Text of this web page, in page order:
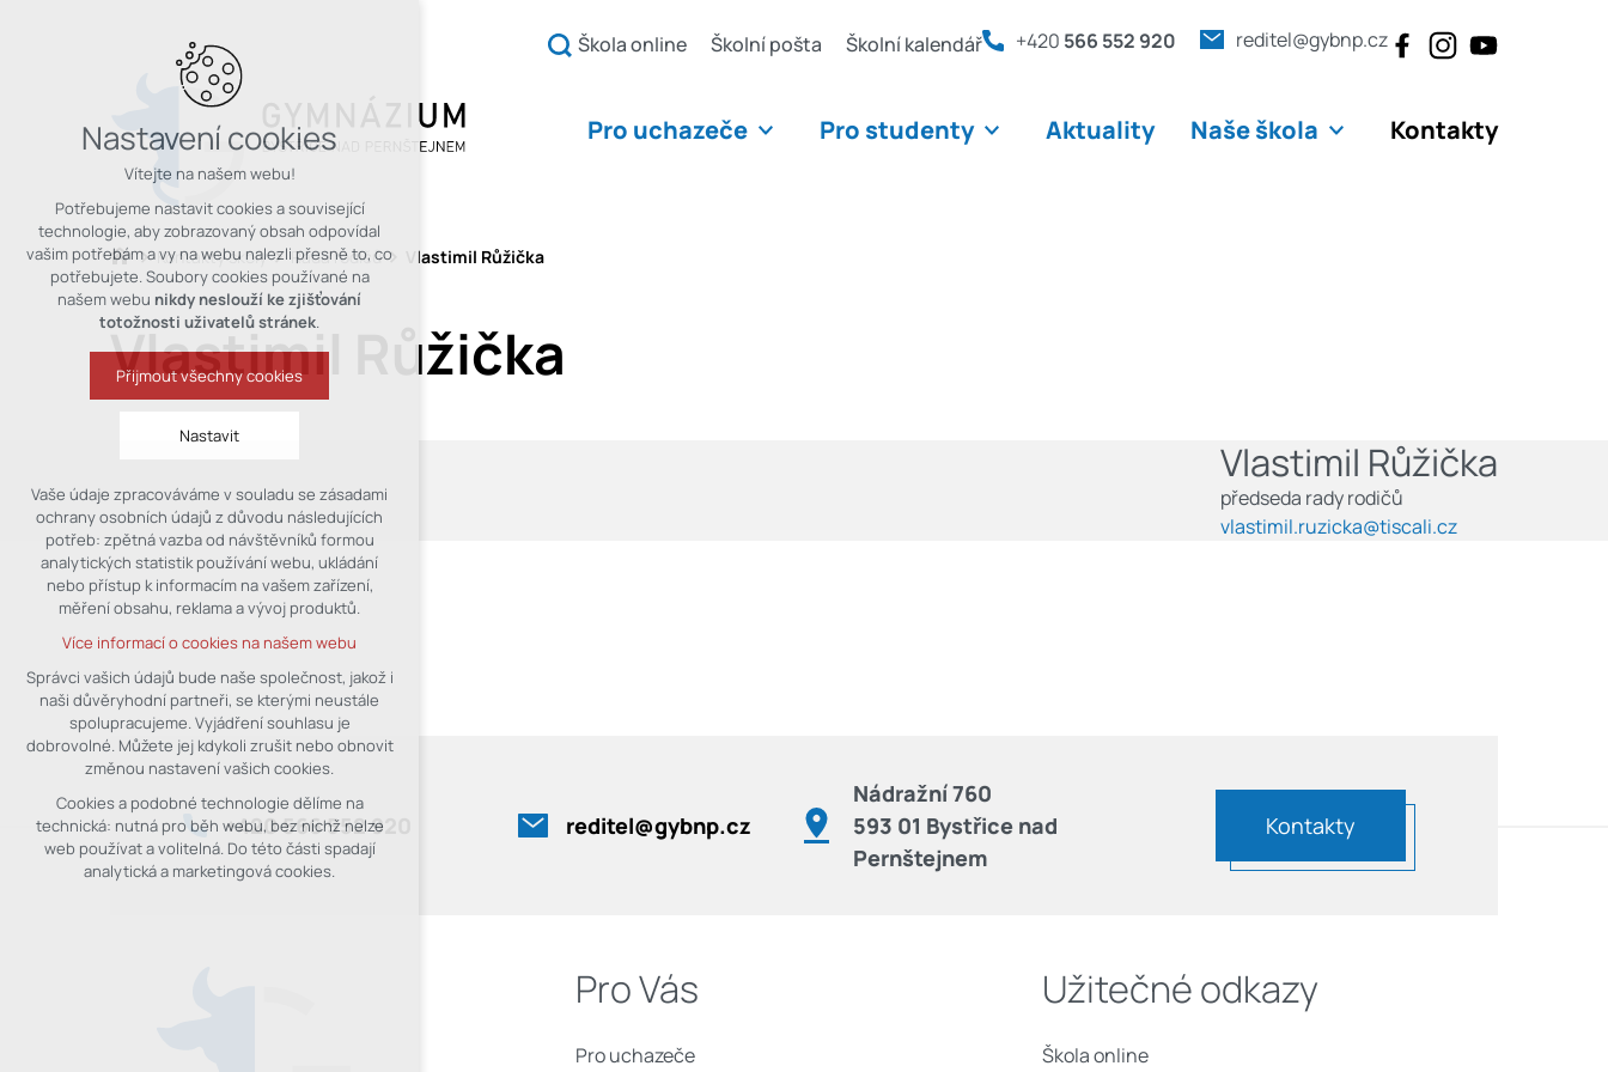
Škola online Školní pošta Školní kalendář +420 566 552 920 reditel@gybnp.cz
Pro uchazeče Pro studenty Aktuality Naše škola Kontakty
Kontakty školy Rada rodičů Vlastimil Růžička
Vlastimil Růžička
Vlastimil Růžička
předseda rady rodičů
vlastimil.ruzicka@tiscali.cz
+420566 552 920 reditel@gybnp.cz
Nádražní 760
593 01 Bystřice nad
Pernštejnem
Kontakty
Pro Vás
Pro uchazeče
Užitečné odkazy
Škola online
Nastavení cookies
Vítejte na našem webu!
Potřebujeme nastavit cookies a související
technologie, aby zobrazovaný obsah odpovídal
vašim potřebám a vy na webu nalezli přesně to, co
potřebujete. Soubory cookies používané na
našem webu nikdy neslouží ke zjišťování
totožnosti uživatelů stránek.
Přijmout všechny cookies
Nastavit
Technická cookies
nutná pro provozování webu
udržení kontextu stránek (session):
případná přihlášení, volby jazyka, apod.
Volitelná cookies
analytická pro anonymizované
vyhodnocení návštěvnosti
marketingová cookies (Google)
Více informací o cookies na našem webu
Přijmout všechny cookies
Odmítnout vše
Vaše údaje zpracováváme v souladu se zásadami
ochrany osobních údajů z důvodu následujících
potřeb: zpětná vazba od návštěvníků formou
analytických statistik používání webu, ukládání
nebo přístup k informacím na vašem zařízení,
měření obsahu, reklama a vývoj produktů.
Více informací o cookies na našem webu
Správci vašich údajů bude naše společnost, jakož i
naši důvěryhodní partneři, se kterými neustále
spolupracujeme. Vyjádření souhlasu je
dobrovolné. Můžete jej kdykoli zrušit nebo obnovit
změnou nastavení vašich cookies.
Cookies a podobné technologie dělíme na
technická: nutná pro běh webu, bez nichž nelze
web používat a volitelná. Do této části spadají
analytická a marketingová cookies.